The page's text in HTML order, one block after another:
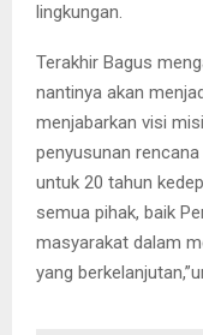
lingkungan.
Terakhir Bagus
nantinya akan
menjabarkan visi
penyusunan
untuk 20 tahun
semua pihak, baik
masyarakat dalam
yang